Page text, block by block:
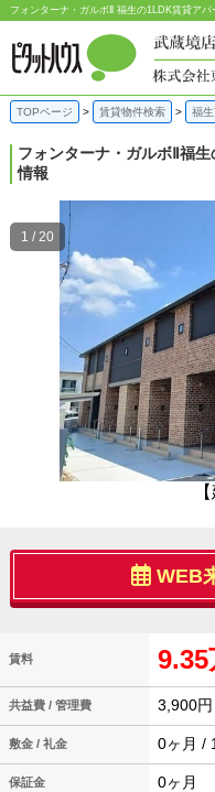
フォンターナ・ガルボⅡ 福生の1LDK賃貸ア
TOPページ 賃貸物件検索 福
フォンターナ・ガルボⅡ福生
情報
1 / 20
WEB
賃料 9.35
共益費 / 管理費 3,900
敷金 / 礼金 0ヶ月 /
保証金 0ヶ月